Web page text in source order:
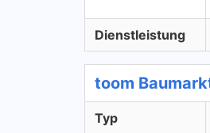
Dienstleistung
toom
Typ